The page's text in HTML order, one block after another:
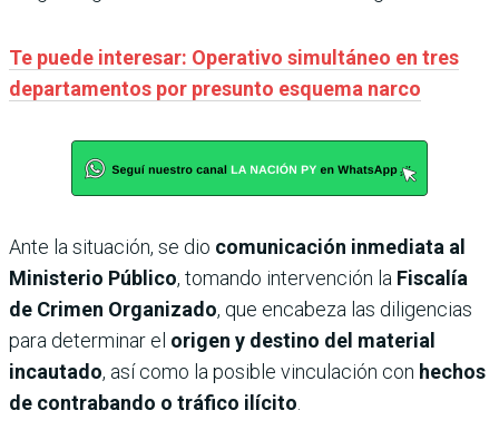
Te puede interesar: Operativo simultáneo en tres
departamentos por presunto esquema narco
Ante la situación, se dio comunicación inmediata al
Ministerio Público, tomando intervención la Fiscalía
de Crimen Organizado, que encabeza las diligencias
para determinar el origen y destino del material
incautado, así como la posible vinculación con hechos
de contrabando o tráfico ilícito